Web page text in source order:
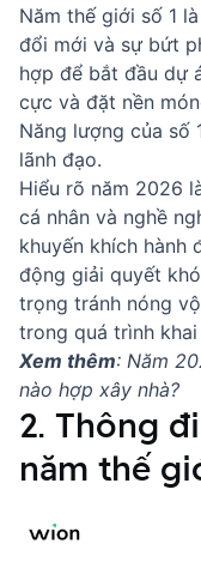
Năm thế giới số 1
đổi mới và sự bứt
hợp để bắt đầu dự
cực và đặt nền
Năng lượng của số
lãnh đạo.
Hiểu rõ năm 2026
cá nhân và nghề
khuyến khích hành
động giải quyết
trọng tránh nóng
trong quá trình
Xem thêm: Năm
nào hợp xây nhà?
2. Thông
năm thế